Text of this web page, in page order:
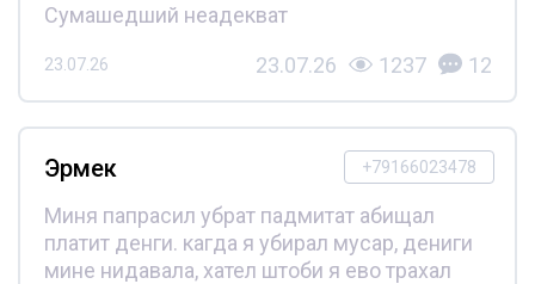
Сумашедший неадекват
23.07.26 23.07.26 1237 12
+79166023478
Эрмек
Миня папрасил убрат падмитат абищал
платит денги. кагда я убирал мусар, дениги
мине нидавала, хател штоби я ево трахал